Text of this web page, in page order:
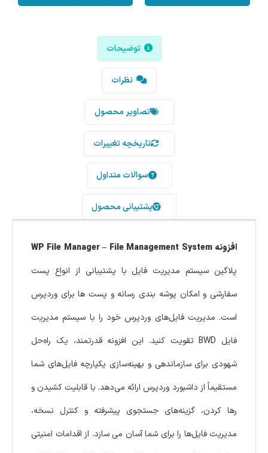
توضیحات
نظرات
تصاویر محصول
تاریخچه تغییرات
سوالات متداول
پشتیبانی محصول
افزونه WP File Manager – File Management System
پلاگین سیستم مدیریت فایل با پشتیبانی از انواع پست
سفارشی و امکان پوشه بندی رسانه و پست ها برای وردپرس
است. مدیریت فایل‌های وردپرس خود را با سیستم مدیریت
فایل BWD تقویت کنید. این افزونه قدرتمند، یک راه‌حل
شهودی برای سازماندهی و بهینه‌سازی یکپارچه فایل‌های شما
مستقیماً از داشبورد وردپرس ارائه می‌دهد. با قابلیت کشیدن و
رها کردن، گزینه‌های جستجوی پیشرفته و کنترل نسخه،
مدیریت فایل‌ها را برای شما آسان می سازد. از اقدامات امنیتی